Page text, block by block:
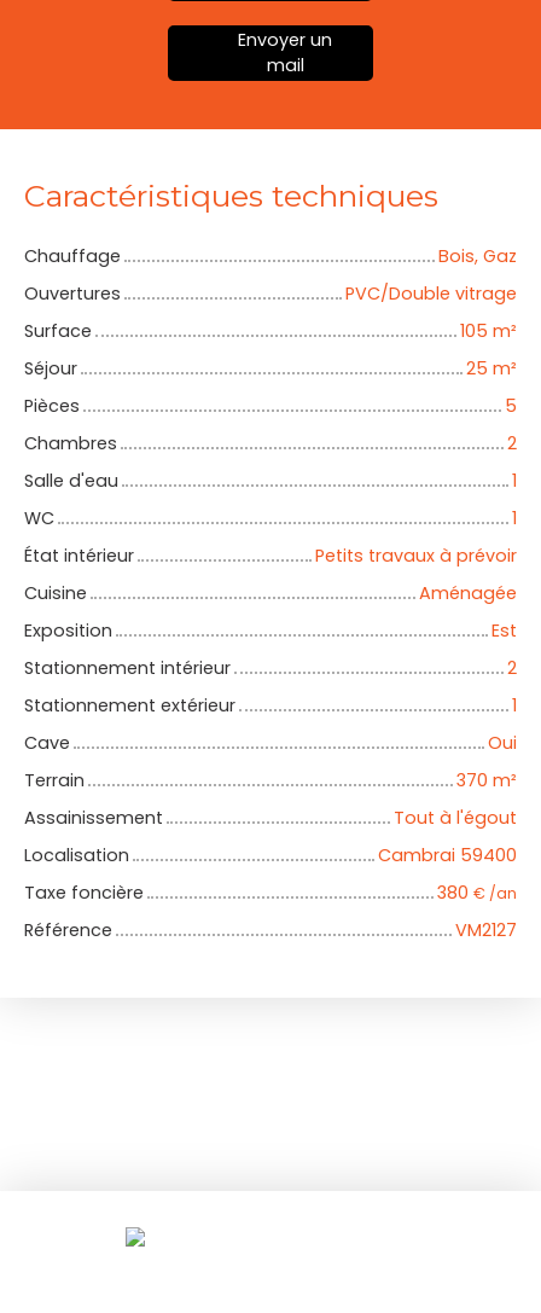
Envoyer un
mail
Caractéristiques techniques
Chauffage
Bois, Gaz
Ouvertures
PVC/Double vitrage
Surface
105 m²
Séjour
25 m²
Pièces
5
Chambres
2
Salle d'eau
1
WC
1
État intérieur
Petits travaux à prévoir
Cuisine
Aménagée
Exposition
Est
Stationnement intérieur
2
Stationnement extérieur
1
Cave
Oui
Terrain
370 m²
Assainissement
Tout à l'égout
Localisation
Cambrai 59400
Taxe foncière
380 € /an
Référence VM2127